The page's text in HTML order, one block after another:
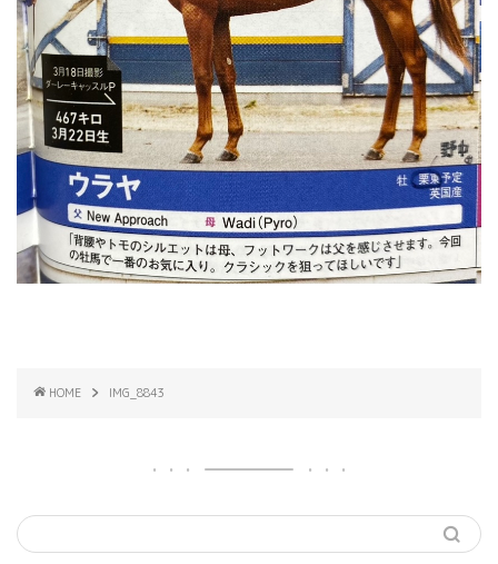
HOME IMG_8843